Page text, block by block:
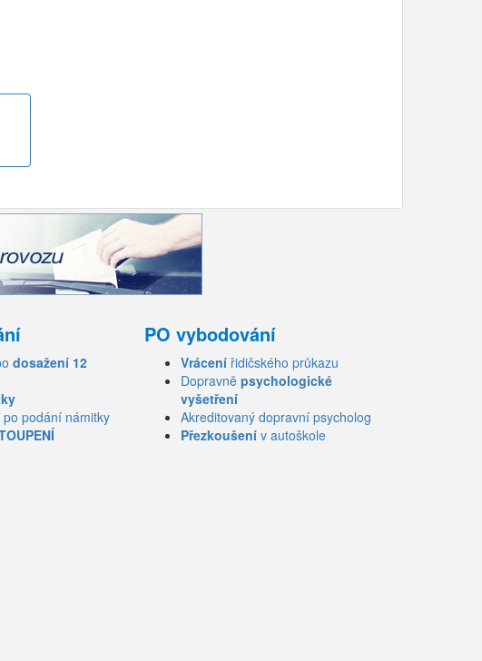
dosažení 12
podání námitky
PO vybodování
Vrácení řidičského průkazu
Dopravně psychologické
vyšetření
Akreditovaný dopravní psycholog
Přezkoušení v autoškole